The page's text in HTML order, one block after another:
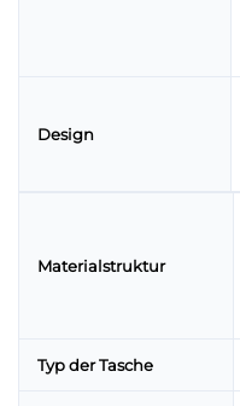
Design
Materialstruktur
Typ der Tasche